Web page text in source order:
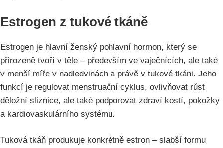
Estrogen z tukové tkáně
Estrogen je hlavní ženský pohlavní hormon, který se
přirozeně tvoří v těle – především ve vaječnících, ale také
v menší míře v nadledvinách a právě v tukové tkáni. Jeho
funkcí je regulovat menstruační cyklus, ovlivňovat růst
děložní sliznice, ale také podporovat zdraví kostí, pokožky
a kardiovaskulárního systému.
Tuková tkáň produkuje konkrétně estron – slabší formu